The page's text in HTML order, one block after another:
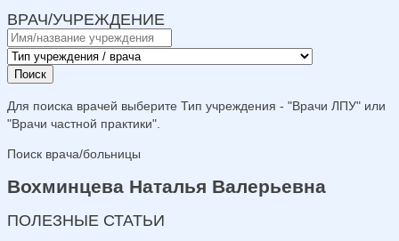
ВРАЧ/УЧРЕЖДЕНИЕ
Поиск
Для поиска врачей выберите Тип учреждения - "Врачи ЛПУ" или
"Врачи частной практики".
Поиск врача/больницы
Вохминцева Наталья Валерьевна
ПОЛЕЗНЫЕ СТАТЬИ